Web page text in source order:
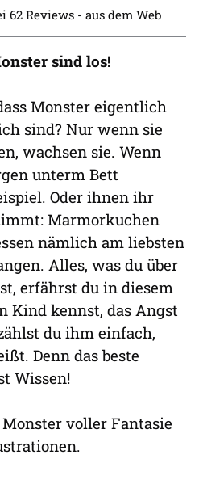
62 Reviews - aus dem Web
sind los!
Monster eigentlich
sind? Nur wenn sie
wachsen sie. Wenn
unterm Bett
Oder ihnen ihr
Marmorkuchen
nämlich am liebsten
Alles, was du über
erfährst du in diesem
Kind kennst, das Angst
du ihm einfach,
Denn das beste
Wissen!
voller Fantasie